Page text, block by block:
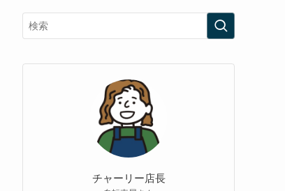
チャーリー店長